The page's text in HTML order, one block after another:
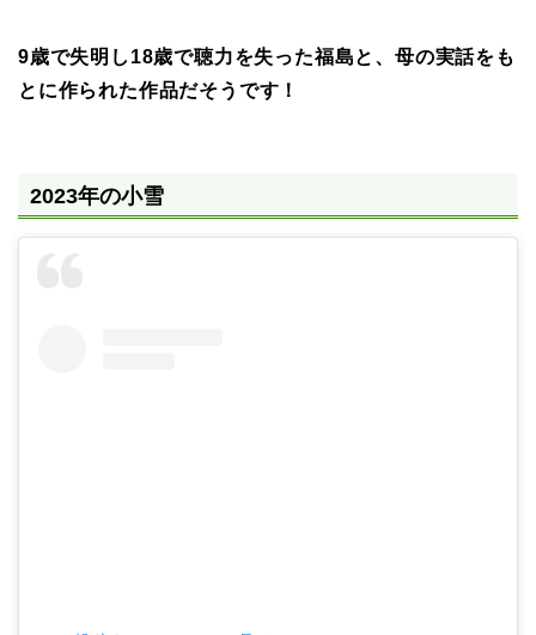
9歳で失明し18歳で聴力を失った福島と、母の実話をも
とに作られた作品だそうです！
2023年の小雪